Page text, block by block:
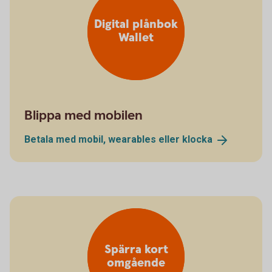
Digital plånbok
Wallet
Blippa med mobilen
Betala med mobil, wearables eller klocka
Spärra kort
omgående